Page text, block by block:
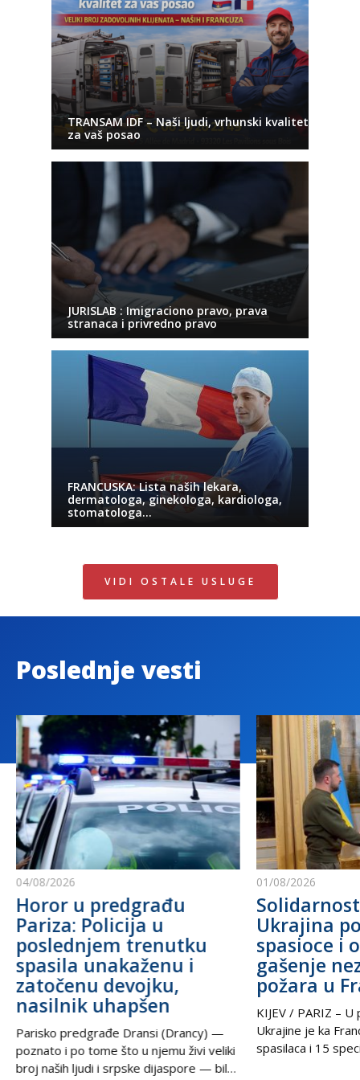
TRANSAM IDF – Naši ljudi, vrhunski kvalitet
za vaš posao
JURISLAB : Imigraciono pravo, prava
stranaca i privredno pravo
FRANCUSKA: Lista naših lekara,
dermatologa, ginekologa, kardiologa,
stomatologa…
VIDI OSTALE USLUGE
Poslednje vesti
04/08/2026
Horor u predgrađu
Pariza: Policija u
poslednjem trenutku
spasila unakaženu i
zatočenu devojku,
nasilnik uhapšen
Parisko predgrađe Dransi (Drancy) —
poznato i po tome što u njemu živi veliki
broj naših ljudi i srpske dijaspore — bilo
01/08/2026
Ukrajina
spasioce i
gašenje
požara u
KIJEV / PARIZ –
Ukrajine je ka
spasilaca i 15